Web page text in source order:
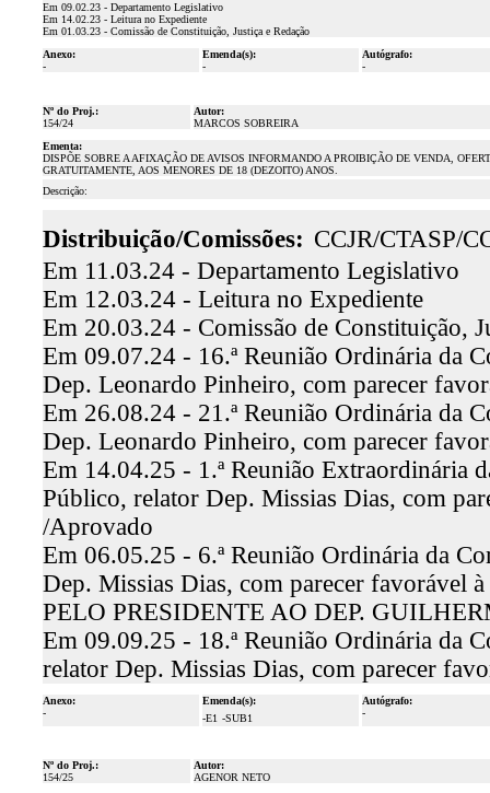
Em 09.02.23 - Departamento Legislativo
Em 14.02.23 - Leitura no Expediente
Em 01.03.23 - Comissão de Constituição, Justiça e Redação
Anexo:
-
Emenda(s):
-
Autógrafo:
-
Nº do Proj.:
154/24
Autor:
MARCOS SOBREIRA
Ementa:
DISPÕE SOBRE A AFIXAÇÃO DE AVISOS INFORMANDO A PROIBIÇÃO DE VENDA,
GRATUITAMENTE, AOS MENORES DE 18 (DEZOITO) ANOS.
Descrição:
Distribuição/Comissões: CCJR/CTASP/
Em 11.03.24 - Departamento Legislativo
Em 12.03.24 - Leitura no Expediente
Em 20.03.24 - Comissão de Constituição,
Em 09.07.24 - 16.ª Reunião Ordinária da
Dep. Leonardo Pinheiro, com parecer
Em 26.08.24 - 21.ª Reunião Ordinária da
Dep. Leonardo Pinheiro, com parecer
Em 14.04.25 - 1.ª Reunião Extraordinária
Público, relator Dep. Missias Dias, com
/Aprovado
Em 06.05.25 - 6.ª Reunião Ordinária da
Dep. Missias Dias, com parecer favorável
PELO PRESIDENTE AO DEP.
Em 09.09.25 - 18.ª Reunião Ordinária da
relator Dep. Missias Dias, com parecer
Anexo:
-
Emenda(s):
-E1 -SUB1
Autógrafo:
-
Nº do Proj.:
154/25
Autor:
AGENOR NETO